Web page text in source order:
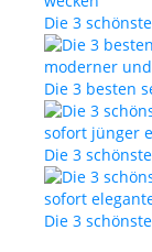
Die 3
Die 3 besten
Die 3
Die 3